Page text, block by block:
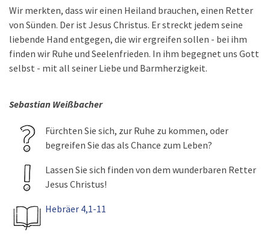
Wir merkten, dass wir einen Heiland brauchen, einen Retter
von Sünden. Der ist Jesus Christus. Er streckt jedem seine
liebende Hand entgegen, die wir ergreifen sollen - bei ihm
finden wir Ruhe und Seelenfrieden. In ihm begegnet uns Gott
selbst - mit all seiner Liebe und Barmherzigkeit.
Sebastian Weißbacher
Fürchten Sie sich, zur Ruhe zu kommen, oder
begreifen Sie das als Chance zum Leben?
Lassen Sie sich finden von dem wunderbaren Retter
Jesus Christus!
Hebräer 4,1-11